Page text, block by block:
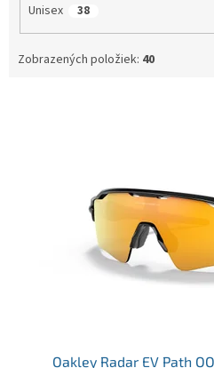
Unisex 38
Zobrazených položiek: 40
Oakley Radar EV Path